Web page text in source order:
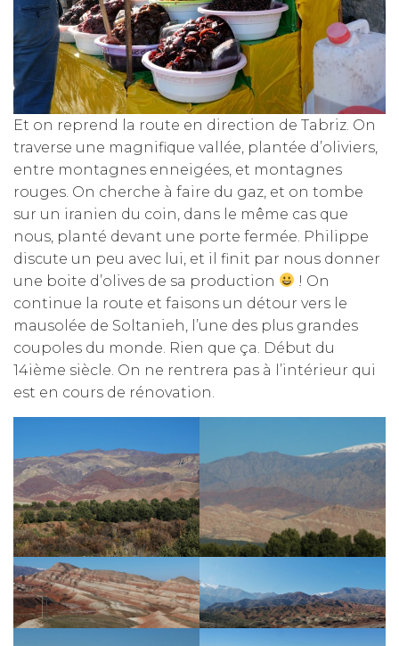
Et on reprend la route en direction de Tabriz. On
traverse une magnifique vallée, plantée d’oliviers,
entre montagnes enneigées, et montagnes
rouges. On cherche à faire du gaz, et on tombe
sur un iranien du coin, dans le même cas que
nous, planté devant une porte fermée. Philippe
discute un peu avec lui, et il finit par nous donner
une boite d’olives de sa production
! On
continue la route et faisons un détour vers le
mausolée de Soltanieh, l’une des plus grandes
coupoles du monde. Rien que ça. Début du
14ième siècle. On ne rentrera pas à l’intérieur qui
est en cours de rénovation.